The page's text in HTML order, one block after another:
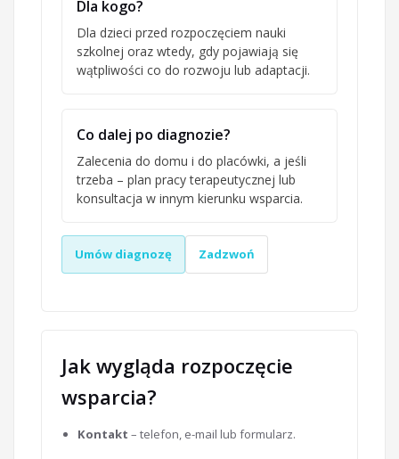
Dla kogo?
Dla dzieci przed rozpoczęciem nauki
szkolnej oraz wtedy, gdy pojawiają się
wątpliwości co do rozwoju lub adaptacji.
Co dalej po diagnozie?
Zalecenia do domu i do placówki, a jeśli
trzeba – plan pracy terapeutycznej lub
konsultacja w innym kierunku wsparcia.
Umów diagnozę Zadzwoń
Jak wygląda rozpoczęcie
wsparcia?
Kontakt – telefon, e-mail lub formularz.